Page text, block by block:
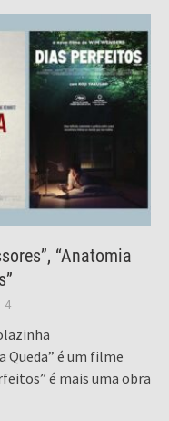
“Anatomia
4
Queda” é um filme
é mais uma obra